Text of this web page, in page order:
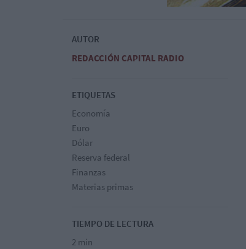
AUTOR
REDACCIÓN CAPITAL RADIO
ETIQUETAS
Economía
Euro
Dólar
Reserva federal
Finanzas
Materias primas
TIEMPO DE LECTURA
2 min